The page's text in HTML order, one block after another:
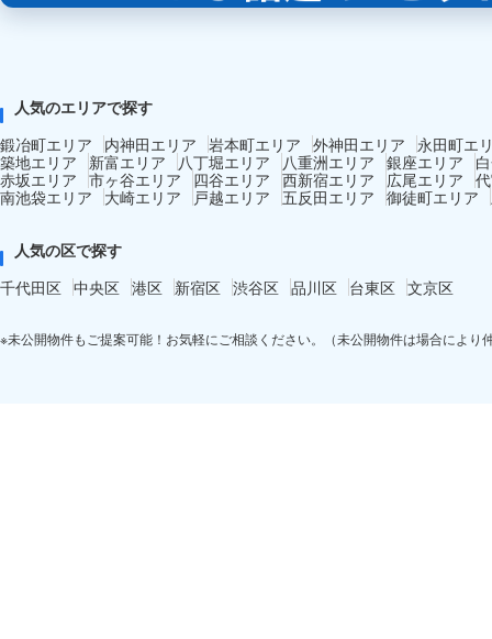
人気のエリアで探す
鍛冶町エリア
内神田エリア 岩本町エリア 外神田エリア
永田町エ
築地エリア
新富エリア 八丁堀エリア 八重洲エリア 銀座エリア
赤坂エリア 市ヶ谷エリア 四谷エリア 西新宿エリア 広尾エリア
南池袋エリア
大崎エリア 戸越エリア 五反田エリア 御徒町エリア
人気の区で探す
千代田区 中央区 港区 新宿区 渋谷区 品川区 台東区 文京区
※未公開物件もご提案可能！お気軽にご相談ください。（未公開物件は場合により